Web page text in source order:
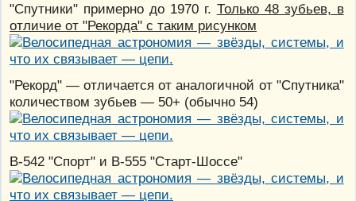
"Спутники" примерно до 1970 г. Только 48 зубьев, в
отличие от "Рекорда" с таким рисунком
"Рекорд" — отличается от аналогичной от "Спутника"
количеством зубьев — 50+ (обычно 54)
В-542 "Спорт" и В-555 "Старт-Шоссе"